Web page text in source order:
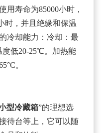
用寿命为85000小时，
时，并且绝缘和保温
冷却能力：冷却：最
低20-25℃。加热能
。
型冷藏箱”的理想选
待台等上，它可以随